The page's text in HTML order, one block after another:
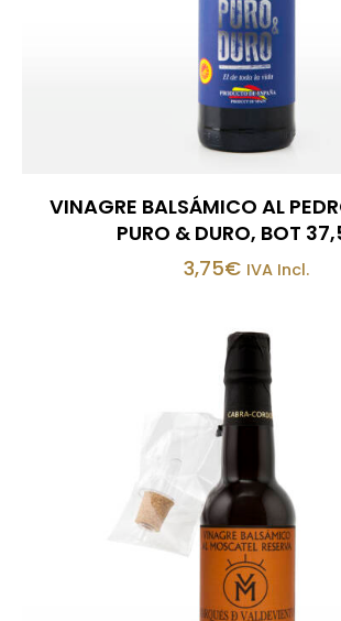
VINAGRE BALSÁMICO AL
PURO & DURO, BOT
3,75€ IVA Incl.